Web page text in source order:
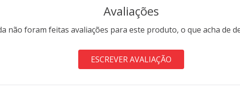
Avaliações
não foram feitas avaliações para este produto, o que acha de
ESCREVER AVALIAÇÃO